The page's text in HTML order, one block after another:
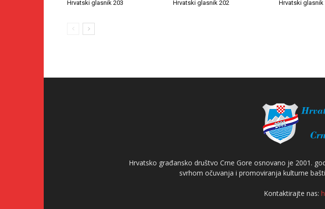
Hrvatski glasnik 203 Hrvatski glasnik 202 Hrvatski glasnik
Hrvatsko građansko društvo Crne Gore osnovano je 2001.
svrhom očuvanja i promoviranja kulturne
Kontaktirajte nas: